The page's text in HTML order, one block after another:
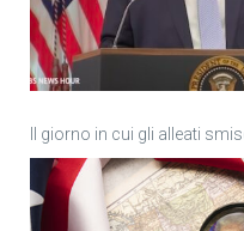
Il giorno in cui gli alleati